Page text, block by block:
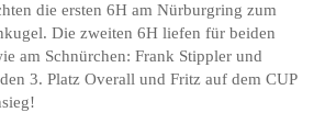
die ersten 6H am Nürburgring zum
Die zweiten 6H liefen für beiden
am Schnürchen: Frank Stippler und
3. Platz Overall und Fritz auf dem CUP